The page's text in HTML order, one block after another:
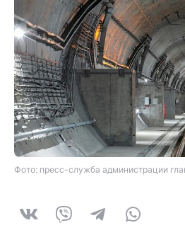
Фото: пресс-служба администрации